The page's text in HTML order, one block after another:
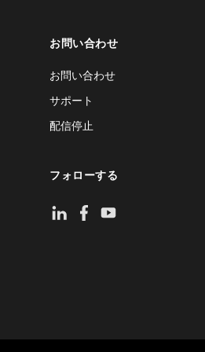
お問い合わせ
お問い合わせ
サポート
配信停止
フォローする